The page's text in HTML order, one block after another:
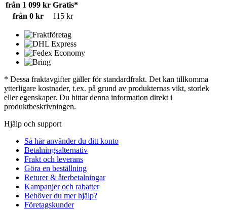
från 1 099 kr Gratis*
från 0 kr
115 kr
* Dessa fraktavgifter gäller för standardfrakt. Det kan tillkomma
ytterligare kostnader, t.ex. på grund av produkternas vikt, storlek
eller egenskaper. Du hittar denna information direkt i
produktbeskrivningen.
Hjälp och support
Så här använder du ditt konto
Betalningsalternativ
Frakt och leverans
Göra en beställning
Returer & återbetalningar
Kampanjer och rabatter
Behöver du mer hjälp?
Företagskunder